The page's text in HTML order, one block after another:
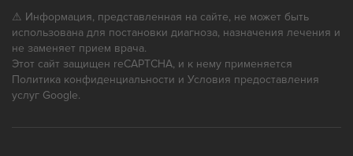
⚠ Информация, представленная на сайте, не может быть
использована для постановки диагноза, назначения лечения и
не заменяет прием врача.
Этот сайт защищен reCAPTCHA, и к нему применяется
Политика конфиденциальности и Условия предоставления
услуг Google.